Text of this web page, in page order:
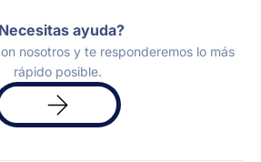
ayuda?
nosotros y te responderemos lo más
rápido posible.
Solicita
una
demo